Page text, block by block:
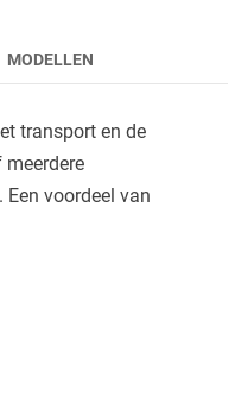
MODELLEN
transport en de
voordeel van